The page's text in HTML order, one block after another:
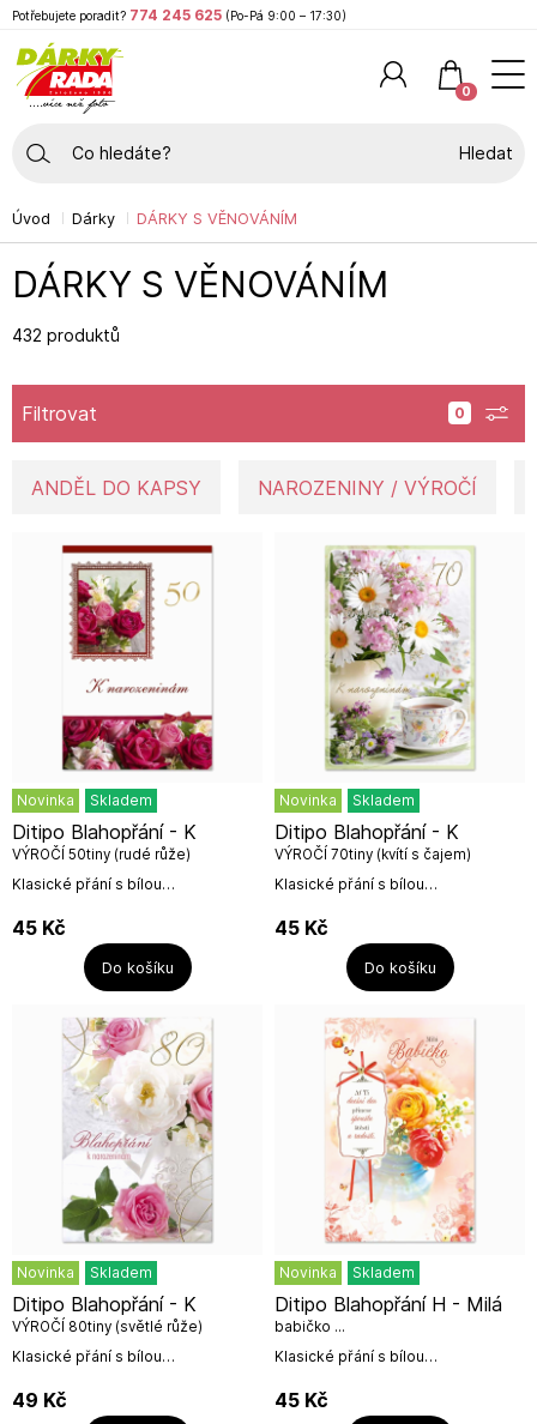
Úvod Dárky DÁRKY S VĚNOVÁNÍM
DÁRKY S VĚNOVÁNÍM
432 produktů
Filtrovat
ANDĚL DO KAPSY NAROZENINY / VÝROČÍ
Novinka Skladem
Klasické přání s bílou
cmDITIPO, a. s.Mariánské nám. 14,
Uherský Brod,...
Ditipo Blahopřání - K
VÝROČÍ 50tiny (rudé růže)
45 Kč
Do košíku
Novinka Skladem
Klasické přání s bílou
cmDITIPO, a. s.Mariánské nám. 14,
Uherský Brod,...
Ditipo Blahopřání - K
VÝROČÍ 70tiny (kvítí s čajem)
45 Kč
Do košíku
Novinka Skladem
Klasické přání s bílou
cmDITIPO, a. s.Mariánské nám. 14,
Uherský Brod,...
Ditipo Blahopřání - K
VÝROČÍ 80tiny (světlé růže)
49 Kč
Novinka Skladem
Klasické přání s bílou
cmDITIPO, a. s.Mariánské nám. 14,
Uherský Brod,...
Ditipo Blahopřání H - Milá
babičko ...
45 Kč
Potřebujete poradit? 774 245 625 (Po-Pá 9:00 – 17:30)
0
Hledat